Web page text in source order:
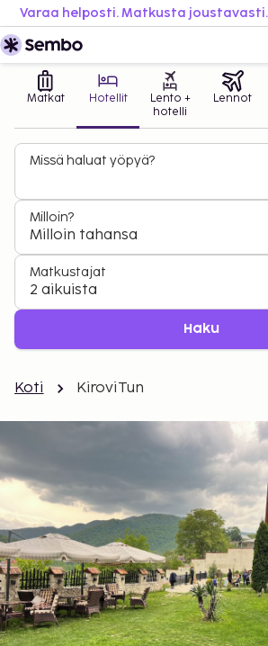
Matkat Hotellit
Lento +
hotelli
Lennot
Missä haluat yöpyä?
Milloin?
Milloin tahansa
Matkustajat
2 aikuista
Haku
Koti KiroviTun